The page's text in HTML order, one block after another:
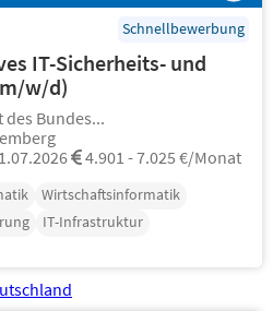
Schnellbewerbung
IT-Sicherheits- und
w/d)
des Bundes...
4.901 - 7.025 €/Monat
Wirtschaftsinformatik
IT-Infrastruktur